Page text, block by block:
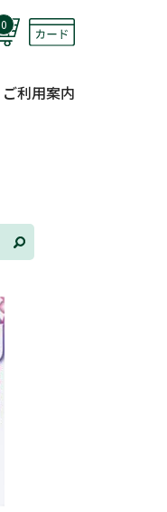
0
ご利用案内